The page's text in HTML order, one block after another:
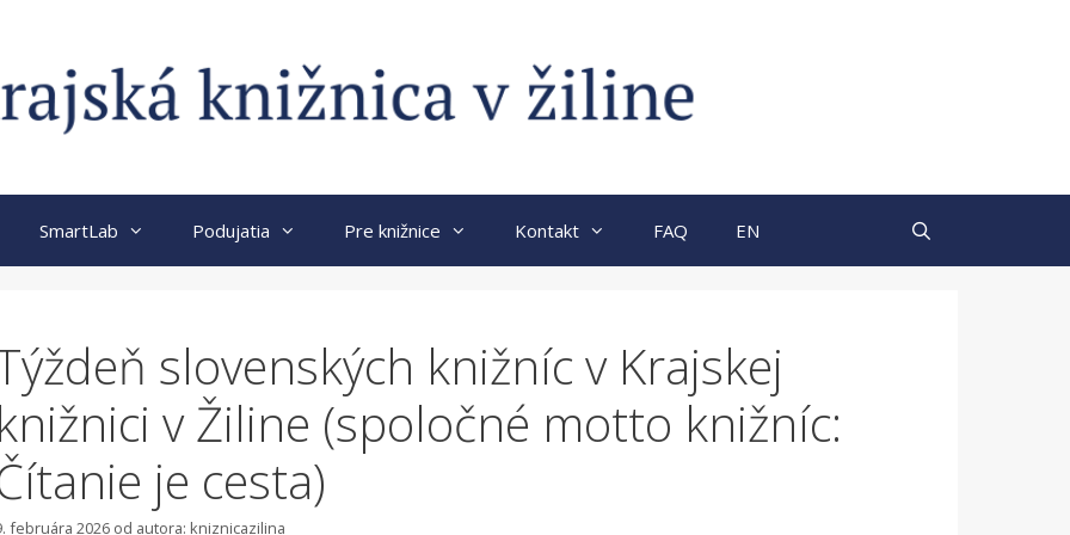
SmartLab Podujatia Pre knižnice Kontakt FAQ EN
slovenských knižníc v Krajskej
knižnici v Žiline (spoločné motto knižníc:
je cesta)
februára 2026 od autora: kniznicazilina